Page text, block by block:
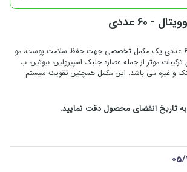
- 60 عددی
قرص اکوفاین یوروویتال 60 عددی یک مکمل تخصصی جهت حفظ سلامت پوست، مو
موثر از جمله عصاره جلبک اسپیرولین، بیوتین، ب
سیستئین، ب۶، زینک و غیره می باشد. این مکمل همچنین تقویت سیستم
به تاریخ انقضای محصول دقت نمایید.